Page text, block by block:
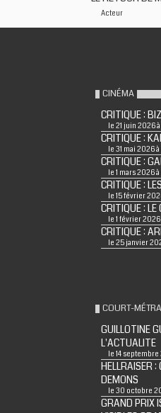
Acteur
CINÉMA
CRITIQUE :
le 21 juin 2026
CRITIQUE :
le 31 mai 2026 à
CRITIQUE :
le 1 mars 2026
CRITIQUE :
le 15 février
CRITIQUE : LE
le 1 février
CRITIQUE :
le 25 janvier
COURT-
GUILLOTINE
L'ACTUALITE
le 14
HELLRAISER :
DEMONS
le 30 octobre
GRAND PRIX